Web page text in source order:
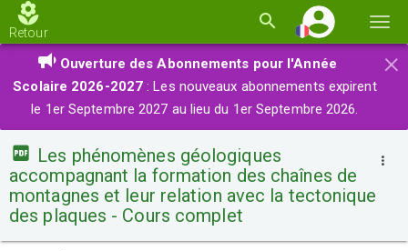
la
Retour
×
Ouverture des Abonnements pour l'Année
Scolaire 2026-2027 : Les nouveaux abonnements expirent
le 1er Septembre 2027 au lieu du 1er Septembre 2026.
Les phénomènes géologiques
accompagnant la formation des chaînes de
montagnes et leur relation avec la tectonique
des plaques - Cours complet